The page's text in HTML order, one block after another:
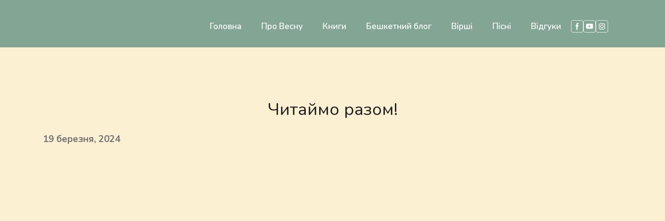
Головна Про Весну Книги Бешкетний блог Вірші Пісні Відгуки
Читаймо разом!
19 березня, 2024